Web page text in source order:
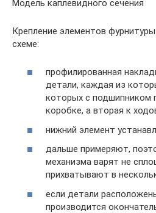
Модель каплевидного сечения
Крепление элементов
схеме:
профилированная
детали, каждая из
которых с подшипником
коробке, а вторая к
нижний элемент
дальше примеряют,
механизма варят не
прихватывают в
если детали
производится